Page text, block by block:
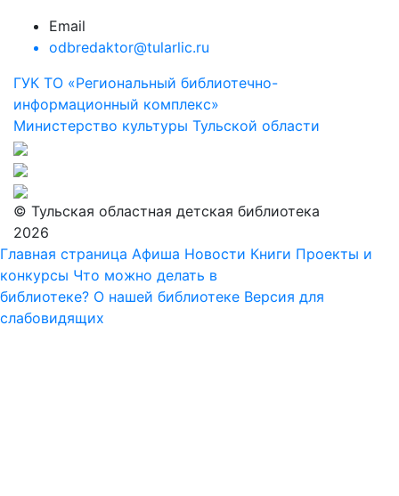
Email
odbredaktor@tularlic.ru
ГУК ТО «Региональный библиотечно-
информационный комплекс»
Министерство культуры Тульской области
© Тульская областная детская библиотека
2026
Главная страница Афиша Новости Книги Проекты и
конкурсы Что можно делать в
библиотеке? О нашей библиотеке Версия для
слабовидящих